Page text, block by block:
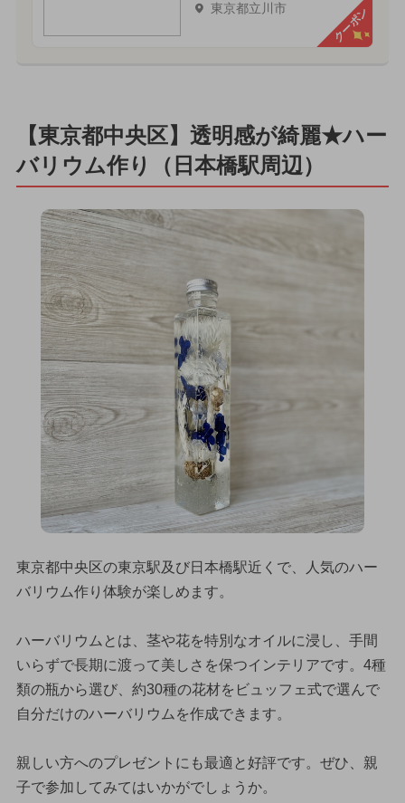
東京都立川市 クーポン
【東京都中央区】透明感が綺麗★ハー
バリウム作り（日本橋駅周辺）
東京都中央区の東京駅及び日本橋駅近くで、人気のハー
バリウム作り体験が楽しめます。
ハーバリウムとは、茎や花を特別なオイルに浸し、手間
いらずで長期に渡って美しさを保つインテリアです。4種
類の瓶から選び、約30種の花材をビュッフェ式で選んで
自分だけのハーバリウムを作成できます。
親しい方へのプレゼントにも最適と好評です。ぜひ、親
子で参加してみてはいかがでしょうか。